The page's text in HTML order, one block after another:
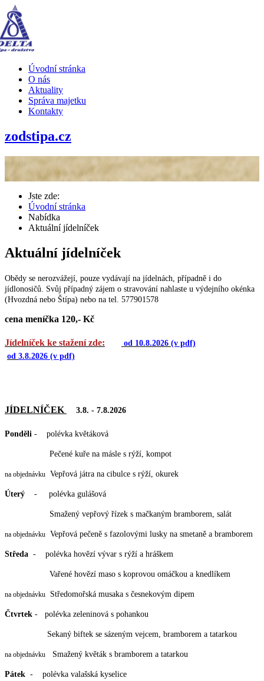
Úvodní stránka
O nás
Aktuality
Správa majetku
Kontakty
zodstipa.cz
Jste zde:
Úvodní stránka
Nabídka
Aktuální jídelníček
Aktuální jídelníček
Obědy se nerozvážejí, pouze vydávají na jídelnách, případně i do
jídlonosičů. Svůj případný zájem o stravování nahlaste u výdejního okénka
(Hvozdná nebo Štípa) nebo na tel. 577901578
cena meníčka 120,- Kč
Jídelníček ke stažení zde: od 10.8.2026 (v pdf)
od 3.8.2026 (v pdf)
JÍDELNÍČEK 3.8. - 7.8.2026
Ponděli - polévka květáková
Pečené kuře na másle s rýží, kompot
na objednávku Vepřová játra na cibulce s rýží, okurek
Úterý - polévka gulášová
Smažený vepřový řízek s mačkaným bramborem, salát
na objednávku Vepřová pečeně s fazolovými lusky na smetaně a bramborem
Středa - polévka hovězí vývar s rýží a hráškem
Vařené hovězí maso s koprovou omáčkou a knedlíkem
na objednávku Středomořská musaka s česnekovým dipem
Čtvrtek - polévka zeleninová s pohankou
Sekaný biftek se sázeným vejcem, bramborem a tatarkou
na objednávku Smažený květák s bramborem a tatarkou
Pátek - polévka valašská kyselice